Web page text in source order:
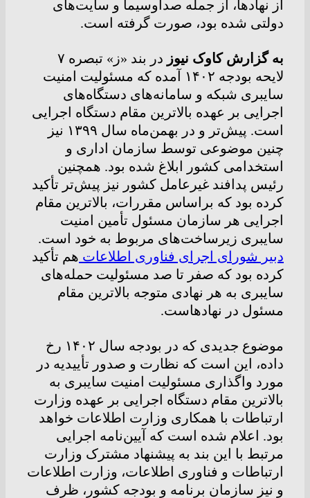
از نهادها، از جمله صداوسیما و سایت‌های
دولتی شده بود، صورت گرفته است.
به گزارش کاوک نیوز
در بند «ز» تبصره ۷
لایحه بودجه ۱۴۰۲ آمده که مسئولیت امنیت
سایبری شبکه و سامانه‌های دستگاه‌های
اجرایی بر عهده بالاترین مقام دستگاه اجرایی
است. پیش‌تر و در بهمن‌ماه سال ۱۳۹۹ نیز
چنین موضوعی توسط سازمان اداری و
استخدامی کشور ابلاغ شده بود. همچنین
رئیس پدافند غیرعامل کشور نیز پیش‌تر تأکید
کرده بود که براساس مقررات، بالاترین مقام
اجرایی هر سازمان مسئول تأمین امنیت
سایبری زیرساخت‌های مربوط به خود است.
دبیر شورای اجرای فناوری اطلاعات هم تأکید
کرده بود که صفر تا صد مسئولیت حمله‌های
سایبری به هر نهادی متوجه بالاترین مقام
مسئول در نهادهاست.
موضوع جدیدی که در بودجه سال ۱۴۰۲ رخ
داده، این است که نظارت و صدور تأییدیه در
مورد واگذاری مسئولیت امنیت سایبری به
بالاترین مقام دستگاه اجرایی بر عهده وزارت
ارتباطات با همکاری وزارت اطلاعات خواهد
بود. اعلام شده است که آیین‌نامه اجرایی
مرتبط با این بند به پیشنهاد مشترک وزارت
ارتباطات و فناوری اطلاعات، وزارت اطلاعات
و نیز سازمان برنامه و بودجه کشور، ظرف